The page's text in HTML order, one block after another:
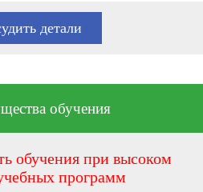
детали
обучения
обучения при высоком
программ